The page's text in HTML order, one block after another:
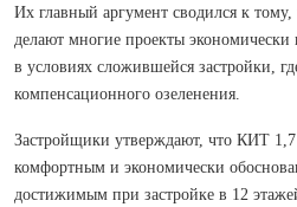
Их главный аргумент сводился к
делают многие проекты
в условиях сложившейся застройки,
компенсационного озеленения.
Застройщики утверждают, что КИТ 1,7
комфортным и экономически
достижимым при застройке в 12